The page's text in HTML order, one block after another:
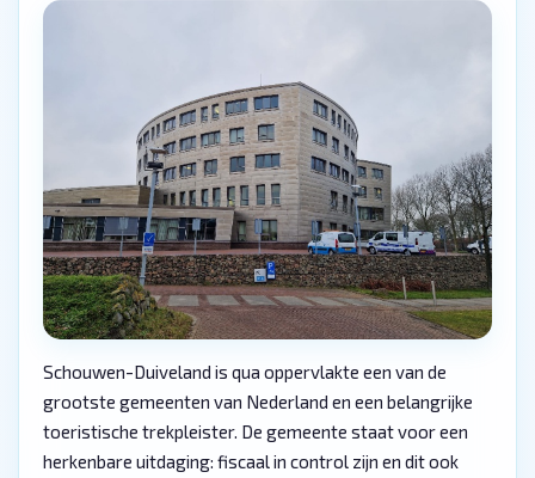
Schouwen-Duiveland is qua oppervlakte een van de
grootste gemeenten van Nederland en een belangrijke
toeristische trekpleister. De gemeente staat voor een
herkenbare uitdaging: fiscaal in control zijn en dit ook